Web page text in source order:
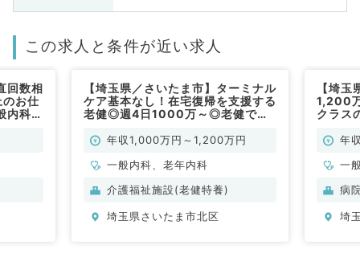
この求人と条件が近い求人
回数相
お仕
内科／
【埼玉県／さいたま市】ターミナル
ケア基本なし！在宅復帰を支援する
老健◎週4日1000万～◎老健でゆ
（一般内科／常勤）
年収1,000万円～1,200万円
一般内科、老年内科
介護福祉施設(老健特養)
埼玉県さいたま市北区
【埼
1,200
クラス
勤）年
一
科
病
埼